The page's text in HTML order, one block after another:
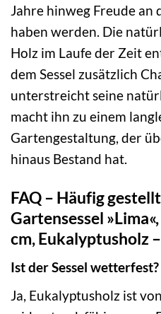
Jahre hinweg Freude an
haben werden. Die
Holz im Laufe der Zeit
dem Sessel zusätzlich
unterstreicht seine
macht ihn zu einem
Gartengestaltung, der
hinaus Bestand hat.
FAQ – Häufig
Gartensessel
cm, Eukalyptusholz
Ist der Sessel wetterfest?
Ja, Eukalyptusholz ist